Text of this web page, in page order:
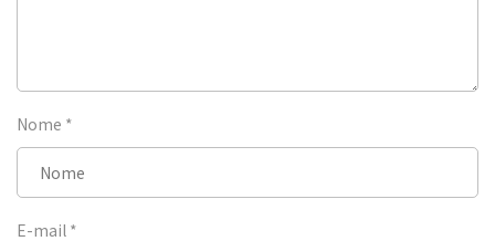
Nome *
E-mail *